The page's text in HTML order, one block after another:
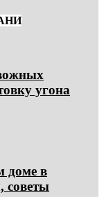
угона
доме в
советы